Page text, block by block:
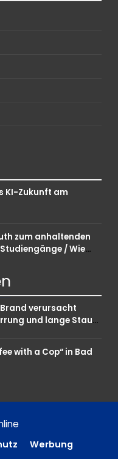
KI-Zukunft am
zum anhaltenden
/ Wie
Brand verursacht
und lange Staus
with a Cop“ in Bad
Werbung